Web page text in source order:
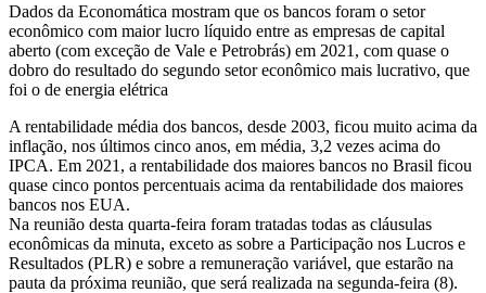
Dados da Economática mostram que os bancos foram o setor
econômico com maior lucro líquido entre as empresas de capital
aberto (com exceção de Vale e Petrobrás) em 2021, com quase o
dobro do resultado do segundo setor econômico mais lucrativo, que
foi o de energia elétrica
A rentabilidade média dos bancos, desde 2003, ficou muito acima da
inflação, nos últimos cinco anos, em média, 3,2 vezes acima do
IPCA. Em 2021, a rentabilidade dos maiores bancos no Brasil ficou
quase cinco pontos percentuais acima da rentabilidade dos maiores
bancos nos EUA.
Na reunião desta quarta-feira foram tratadas todas as cláusulas
econômicas da minuta, exceto as sobre a Participação nos Lucros e
Resultados (PLR) e sobre a remuneração variável, que estarão na
pauta da próxima reunião, que será realizada na segunda-feira (8).